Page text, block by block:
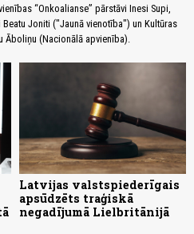
“Onkoalianse” pārstāvi Inesi Supi,
Joniti ("Jaunā vienotība") un Kultūras
Āboliņu (Nacionālā apvienība).
Latvijas valstspiederīgais
apsūdzēts traģiskā
negadījumā Lielbritānijā